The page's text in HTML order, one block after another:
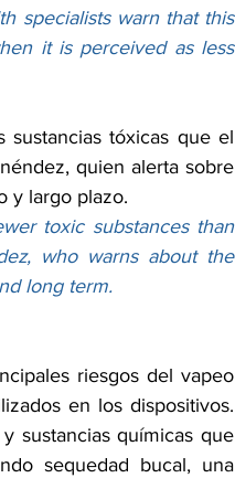
specialists warn that this
it is perceived as less
sustancias tóxicas que el
quien alerta sobre
y largo plazo.
toxic substances than
who warns about the
long term.
riesgos del vapeo
en los dispositivos.
sustancias químicas que
sequedad bucal, una